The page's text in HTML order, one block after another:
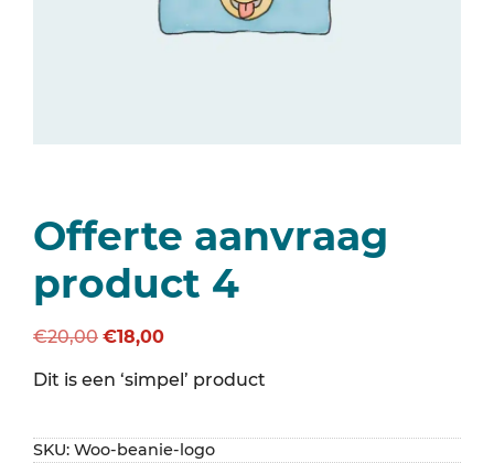
Offerte aanvraag
product 4
€20,00 Oorspronkelijke
was:
€18,00Huidige
is:
Dit is een ‘simpel’ product
SKU: Woo-beanie-logo